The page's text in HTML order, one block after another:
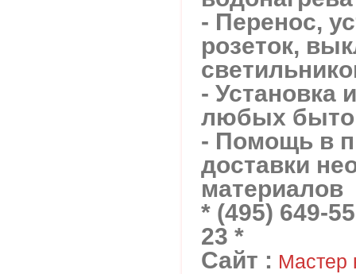
- Перенос,
розеток,
- Установка
любых
- Помощь в
доставки
материалов
* (495) 649-
23 *
Сайт : Мастер